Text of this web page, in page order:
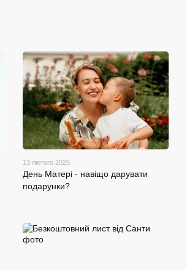
13 лютого 2025
День Матері - навіщо дарувати
подарунки?